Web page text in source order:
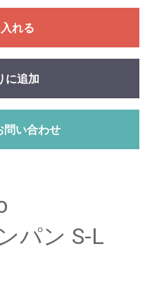
れる
に追加
問い合わせ
パン S-L